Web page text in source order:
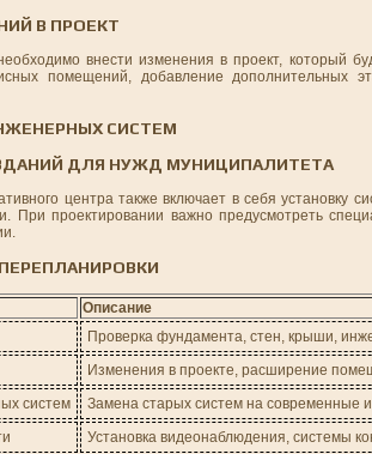
В ПРОЕКТ
внести изменения в проект, который
помещений, добавление дополнительных
СИСТЕМ
ДЛЯ НУЖД МУНИЦИПАЛИТЕТА
центра также включает в себя установку
При проектировании важно предусмотреть
Описание
Проверка фундамента, стен, крыши,
Изменения в проекте, расширение
систем
Замена старых систем на современные
Установка видеонаблюдения, системы